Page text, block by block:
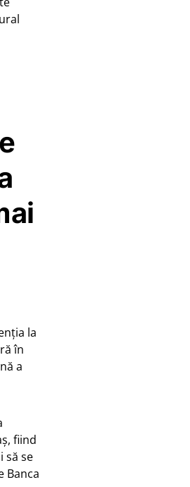
la
în
a
fiind
să se
Banca